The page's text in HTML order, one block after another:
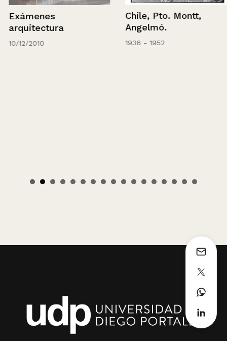
Exámenes
arquitectura
10/12/2010
Chile, Pto. Montt,
Angelmó.
1936 - 1952